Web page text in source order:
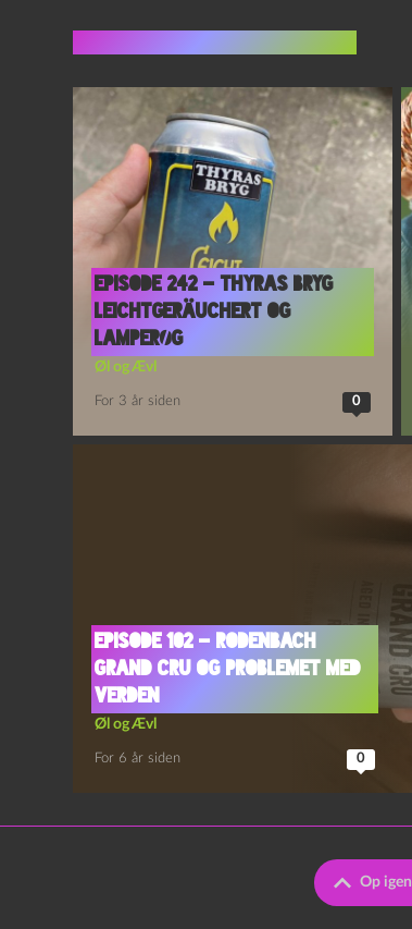
Episode 242 – Thyras Bryg
Leichtgeräuchert og
Lamperøg
Øl og Ævl
For 3 år siden 0
Episode 102 – Rodenbach
Grand Cru og Problemet Med
Verden
Øl og Ævl
For 6 år siden 0
Op igen